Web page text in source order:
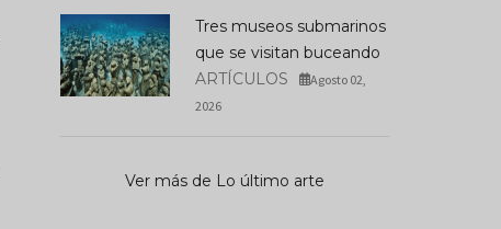
Tres museos submarinos
que se visitan buceando
ARTÍCULOS
Agosto 02,
2026
Ver más de Lo último arte